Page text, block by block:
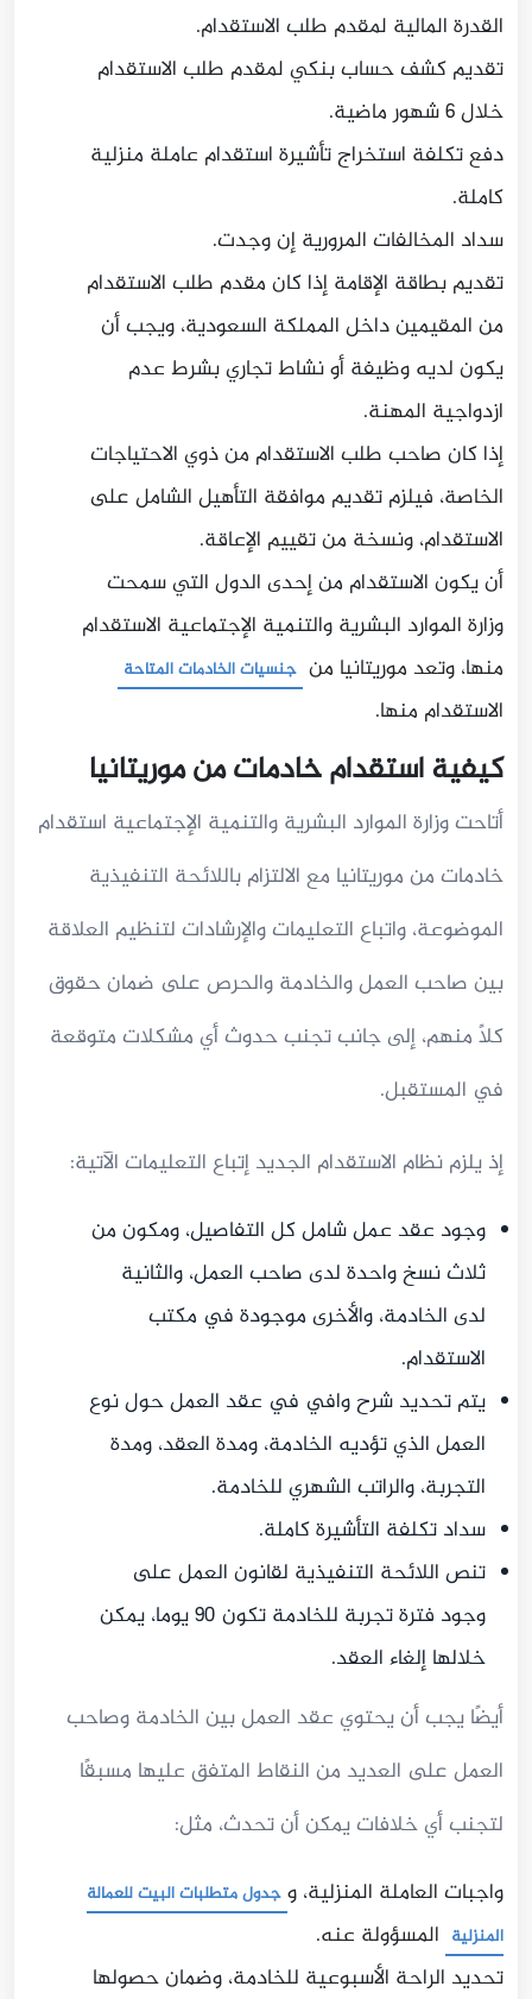
القدرة المالية لمقدم طلب الاستقدام.
تقديم كشف حساب بنكي لمقدم طلب الاستقدام
خلال 6 شهور ماضية.
دفع تكلفة استخراج تأشيرة استقدام عاملة منزلية
كاملة.
سداد المخالفات المرورية إن وجدت.
تقديم بطاقة الإقامة إذا كان مقدم طلب الاستقدام
من المقيمين داخل المملكة السعودية، ويجب أن
يكون لديه وظيفة أو نشاط تجاري بشرط عدم
ازدواجية المهنة.
إذا كان صاحب طلب الاستقدام من ذوي الاحتياجات
الخاصة، فيلزم تقديم موافقة التأهيل الشامل على
الاستقدام، ونسخة من تقييم الإعاقة.
أن يكون الاستقدام من إحدى الدول التي سمحت
وزارة الموارد البشرية والتنمية الإجتماعية الاستقدام
منها، وتعد موريتانيا من جنسيات الخادمات المتاحة
الاستقدام منها.
كيفية استقدام خادمات من موريتانيا
أتاحت وزارة الموارد البشرية والتنمية الإجتماعية استقدام
خادمات من موريتانيا مع الالتزام باللائحة التنفيذية
الموضوعة، واتباع التعليمات والإرشادات لتنظيم العلاقة
بين صاحب العمل والخادمة والحرص على ضمان حقوق
كلًا منهم، إلى جانب تجنب حدوث أي مشكلات متوقعة
في المستقبل.
إذ يلزم نظام الاستقدام الجديد إتباع التعليمات الآتية:
وجود عقد عمل شامل كل التفاصيل، ومكون من
ثلاث نسخ واحدة لدى صاحب العمل، والثانية
لدى الخادمة، والأخرى موجودة في مكتب
الاستقدام.
يتم تحديد شرح وافي في عقد العمل حول نوع
العمل الذي تؤديه الخادمة، ومدة العقد، ومدة
التجربة، والراتب الشهري للخادمة.
سداد تكلفة التأشيرة كاملة.
تنص اللائحة التنفيذية لقانون العمل على
وجود فترة تجربة للخادمة تكون 90 يوما، يمكن
خلالها إلغاء العقد.
أيضًا يجب أن يحتوي عقد العمل بين الخادمة وصاحب
العمل على العديد من النقاط المتفق عليها مسبقًا
لتجنب أي خلافات يمكن أن تحدث، مثل:
واجبات العاملة المنزلية، و جدول متطلبات البيت للعمالة
المنزلية المسؤولة عنه.
تحديد الراحة الأسبوعية للخادمة، وضمان حصولها